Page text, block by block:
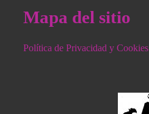
Mapa del sitio
Política de Privacidad y Cookies